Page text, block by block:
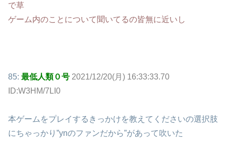
で草
ゲーム内のことについて聞いてるの皆無に近いし
85: 最低人類０号 2021/12/20(月) 16:33:33.70
ID:W3HM/7LI0
本ゲームをプレイするきっかけを教えてくださいの選択肢
にちゃっかり”ynのファンだから”があって吹いた